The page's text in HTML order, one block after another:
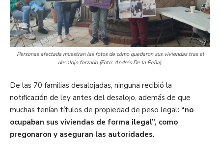
Personas afectada muestran las fotos de cómo quedaron sus viviendas tras el
desalojo forzado (Foto: Andrés De la Peña).
De las 70 familias desalojadas, ninguna recibió la
notificación de ley antes del desalojo, además de que
muchas tenían títulos de propiedad de peso legal: “no
ocupaban sus viviendas de forma ilegal”, como
pregonaron y aseguran las autoridades.